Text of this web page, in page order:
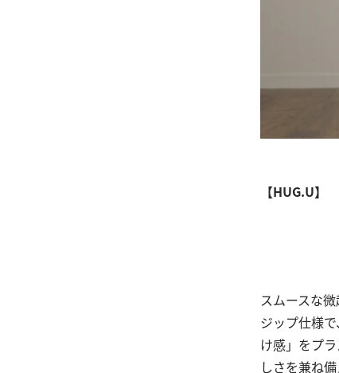
【HUG.U】
スムースな
ジップ仕様
け感」をプ
しさを兼ね備